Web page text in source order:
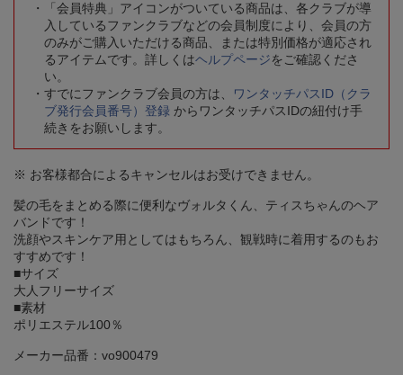
「会員特典」アイコンがついている商品は、各クラブが導
入しているファンクラブなどの会員制度により、会員の方
のみがご購入いただける商品、または特別価格が適応され
るアイテムです。詳しくはヘルプページをご確認くださ
い。
すでにファンクラブ会員の方は、
ワンタッチパスID（クラ
ブ発行会員番号）登録 からワンタッチパスIDの紐付け手
続きをお願いします。
※ お客様都合によるキャンセルはお受けできません。
髪の毛をまとめる際に便利なヴォルタくん、ティスちゃんのヘア
バンドです！
洗顔やスキンケア用としてはもちろん、観戦時に着用するのもお
すすめです！
■サイズ
大人フリーサイズ
■素材
ポリエステル100％
メーカー品番：vo900479